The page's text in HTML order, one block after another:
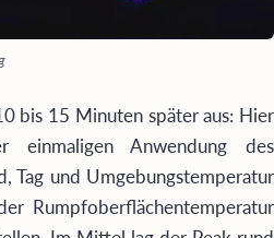
bis 15 Minuten später aus: Hier
Anwendung des
Tag und Umgebungstemperatur
Rumpfoberflächentemperatur